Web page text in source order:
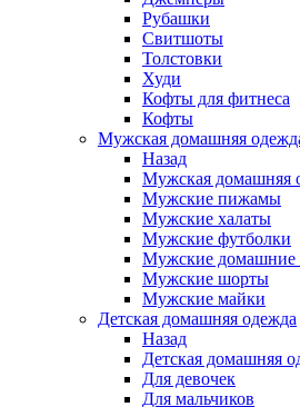
Рубашки
Свитшоты
Толстовки
Худи
Кофты для фитнеса
Кофты
Мужская домашняя
Назад
Мужская домашняя
Мужские пижамы
Мужские халаты
Мужские футболки
Мужские домашние
Мужские шорты
Мужские майки
Детская домашняя одежда
Назад
Детская домашняя
Для девочек
Для мальчиков